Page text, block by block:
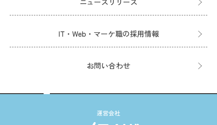
IT・Web・マーケ職の採用情報
お問い合わせ
運営会社